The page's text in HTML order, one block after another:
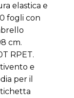
elastica e
fogli con
cm.
RPET.
e
per il